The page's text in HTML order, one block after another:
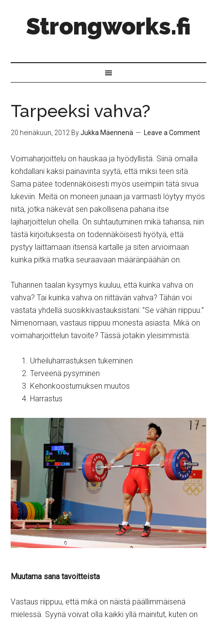
Strongworks.fi
Tarpeeksi vahva?
20 heinäkuun, 2012 ByJukka Mäennenä Leave a Comment
Voimaharjoittelu on hauskaa ja hyödyllistä. Siinä omalla
kohdallani kaksi painavinta syytä, että miksi teen sitä.
Sama pätee todennäköisesti myös useimpiin tätä sivua
lukeviin. Meitä on moneen junaan ja varmasti löytyy myös
niitä, jotka näkevät sen pakollisena pahana itse
lajiharjoittelun ohella. On suhtautuminen mikä tahansa, niin
tästä kirjoituksesta on todennäköisesti hyötyä, että
pystyy laittamaan itsensä kartalle ja siten arvioimaan
kuinka pitkä matka seuraavaan määränpäähän on.
Tuhannen taalan kysymys kuuluu, että kuinka vahva on
vahva? Tai kuinka vahva on riittävän vahva? Tähän voi
vastata yhdellä suosikkivastauksistani: ”Se vähän riippuu.”
Nimenomaan, vastaus riippuu monesta asiasta. Mikä on
voimaharjoittelun tavoite? Tässä jotakin yleisimmistä:
Urheiluharrastuksen tukeminen
Terveenä pysyminen
Kehonkoostumuksen muutos
Harrastus
Muutama sana tavoitteista
Vastaus riippuu, että mikä on näistä päällimmäisenä
mielessä. Syynä voivat olla kaikki yllä mainitut, kuten on